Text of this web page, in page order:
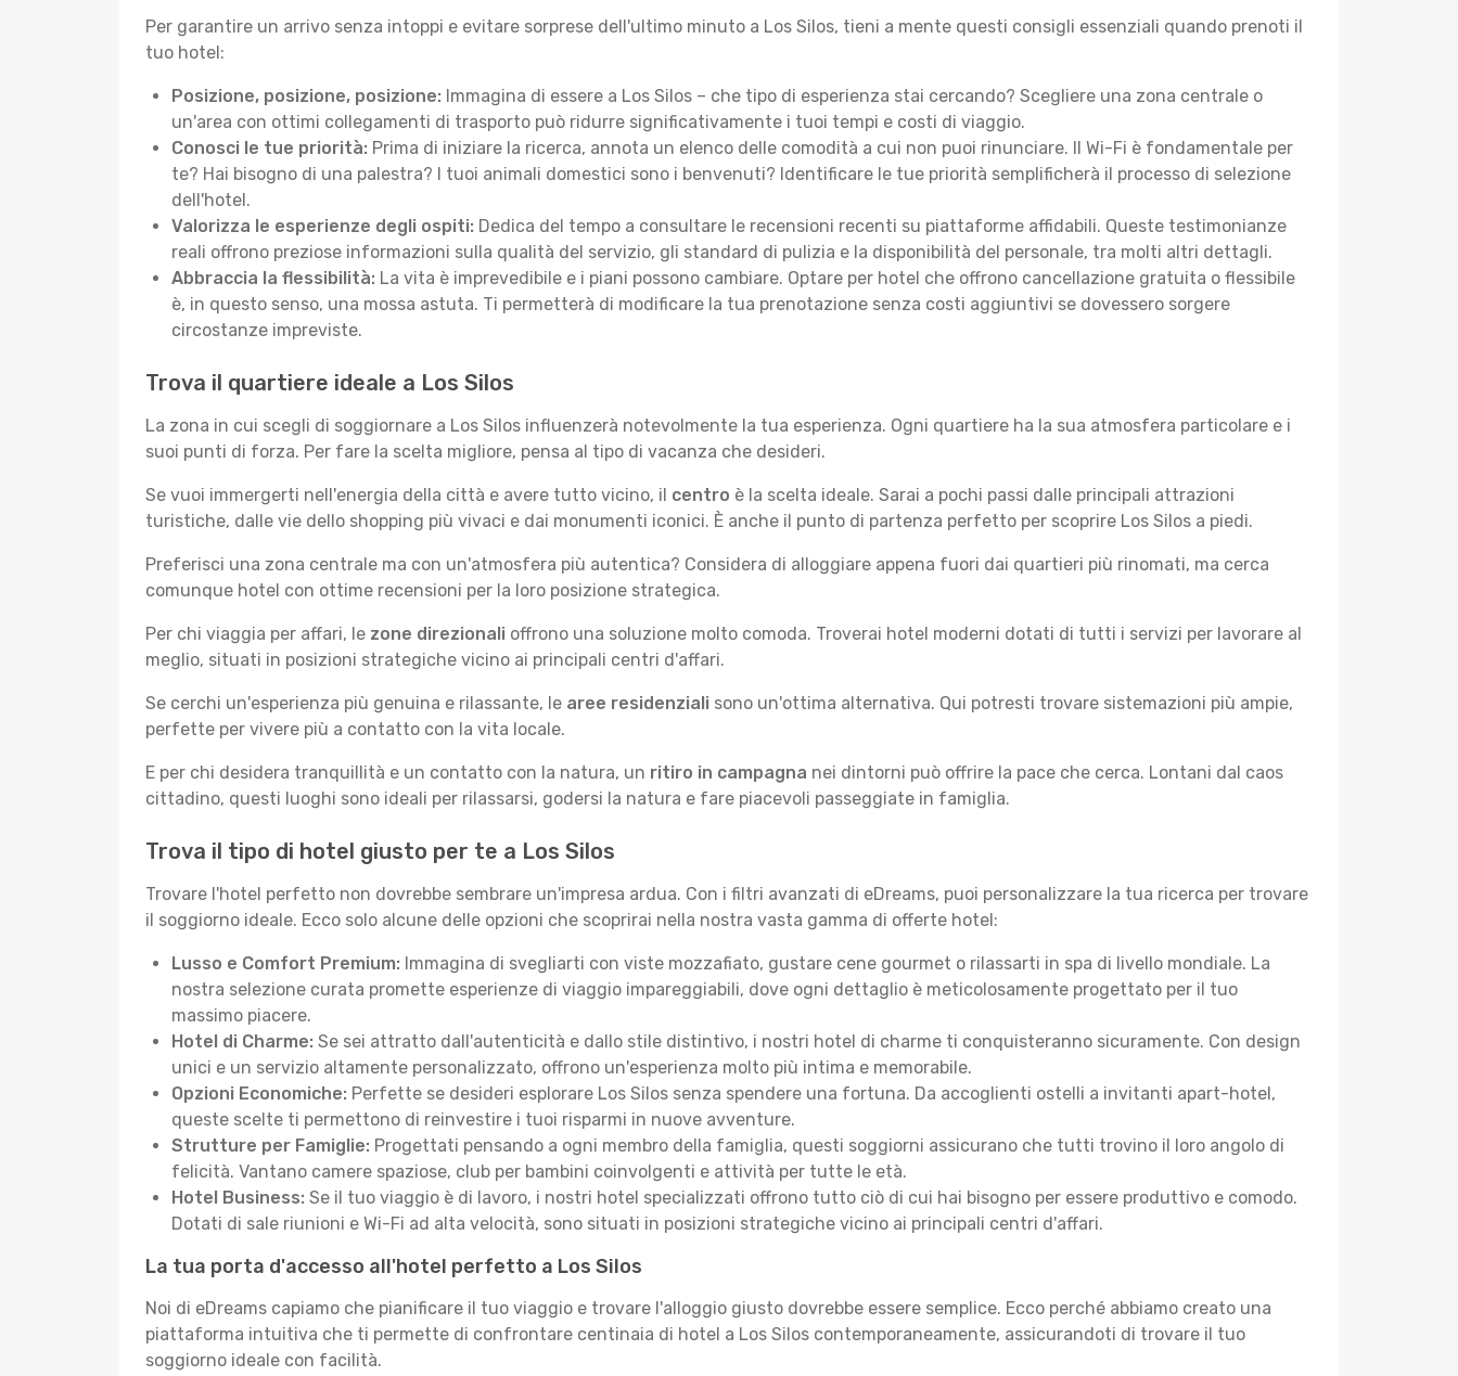
Per garantire un arrivo senza intoppi e evitare sorprese dell'ultimo minuto a Los Silos, tieni a mente questi consigli essenziali quando prenoti il
tuo hotel:
Posizione, posizione, posizione: Immagina di essere a Los Silos – che tipo di esperienza stai cercando? Scegliere una zona centrale o
un'area con ottimi collegamenti di trasporto può ridurre significativamente i tuoi tempi e costi di viaggio.
Conosci le tue priorità: Prima di iniziare la ricerca, annota un elenco delle comodità a cui non puoi rinunciare. Il Wi-Fi è fondamentale per
te? Hai bisogno di una palestra? I tuoi animali domestici sono i benvenuti? Identificare le tue priorità semplificherà il processo di selezione
dell'hotel.
Valorizza le esperienze degli ospiti: Dedica del tempo a consultare le recensioni recenti su piattaforme affidabili. Queste testimonianze
reali offrono preziose informazioni sulla qualità del servizio, gli standard di pulizia e la disponibilità del personale, tra molti altri dettagli.
Abbraccia la flessibilità: La vita è imprevedibile e i piani possono cambiare. Optare per hotel che offrono cancellazione gratuita o flessibile
è, in questo senso, una mossa astuta. Ti permetterà di modificare la tua prenotazione senza costi aggiuntivi se dovessero sorgere
circostanze impreviste.
Trova il quartiere ideale a Los Silos
La zona in cui scegli di soggiornare a Los Silos influenzerà notevolmente la tua esperienza. Ogni quartiere ha la sua atmosfera particolare e i
suoi punti di forza. Per fare la scelta migliore, pensa al tipo di vacanza che desideri.
Se vuoi immergerti nell'energia della città e avere tutto vicino, il centro è la scelta ideale. Sarai a pochi passi dalle principali attrazioni
turistiche, dalle vie dello shopping più vivaci e dai monumenti iconici. È anche il punto di partenza perfetto per scoprire Los Silos a piedi.
Preferisci una zona centrale ma con un'atmosfera più autentica? Considera di alloggiare appena fuori dai quartieri più rinomati, ma cerca
comunque hotel con ottime recensioni per la loro posizione strategica.
Per chi viaggia per affari, le zone direzionali offrono una soluzione molto comoda. Troverai hotel moderni dotati di tutti i servizi per lavorare al
meglio, situati in posizioni strategiche vicino ai principali centri d'affari.
Se cerchi un'esperienza più genuina e rilassante, le aree residenziali sono un'ottima alternativa. Qui potresti trovare sistemazioni più ampie,
perfette per vivere più a contatto con la vita locale.
E per chi desidera tranquillità e un contatto con la natura, un ritiro in campagna nei dintorni può offrire la pace che cerca. Lontani dal caos
cittadino, questi luoghi sono ideali per rilassarsi, godersi la natura e fare piacevoli passeggiate in famiglia.
Trova il tipo di hotel giusto per te a Los Silos
Trovare l'hotel perfetto non dovrebbe sembrare un'impresa ardua. Con i filtri avanzati di eDreams, puoi personalizzare la tua ricerca per trovare
il soggiorno ideale. Ecco solo alcune delle opzioni che scoprirai nella nostra vasta gamma di offerte hotel:
Lusso e Comfort Premium: Immagina di svegliarti con viste mozzafiato, gustare cene gourmet o rilassarti in spa di livello mondiale. La
nostra selezione curata promette esperienze di viaggio impareggiabili, dove ogni dettaglio è meticolosamente progettato per il tuo
massimo piacere.
Hotel di Charme: Se sei attratto dall'autenticità e dallo stile distintivo, i nostri hotel di charme ti conquisteranno sicuramente. Con design
unici e un servizio altamente personalizzato, offrono un'esperienza molto più intima e memorabile.
Opzioni Economiche: Perfette se desideri esplorare Los Silos senza spendere una fortuna. Da accoglienti ostelli a invitanti apart-hotel,
queste scelte ti permettono di reinvestire i tuoi risparmi in nuove avventure.
Strutture per Famiglie: Progettati pensando a ogni membro della famiglia, questi soggiorni assicurano che tutti trovino il loro angolo di
felicità. Vantano camere spaziose, club per bambini coinvolgenti e attività per tutte le età.
Hotel Business: Se il tuo viaggio è di lavoro, i nostri hotel specializzati offrono tutto ciò di cui hai bisogno per essere produttivo e comodo.
Dotati di sale riunioni e Wi-Fi ad alta velocità, sono situati in posizioni strategiche vicino ai principali centri d'affari.
La tua porta d'accesso all'hotel perfetto a Los Silos
Noi di eDreams capiamo che pianificare il tuo viaggio e trovare l'alloggio giusto dovrebbe essere semplice. Ecco perché abbiamo creato una
piattaforma intuitiva che ti permette di confrontare centinaia di hotel a Los Silos contemporaneamente, assicurandoti di trovare il tuo
soggiorno ideale con facilità.